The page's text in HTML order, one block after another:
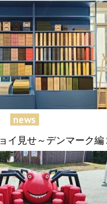
news
イ見せ～デンマーク編